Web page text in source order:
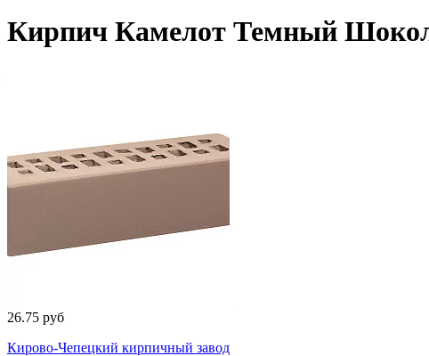
Кирпич Камелот Темный
26.75 руб
Кирово-Чепецкий кирпичный завод